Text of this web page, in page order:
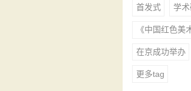
首发式 学
《中国红色美
在京成功举办
更多tag